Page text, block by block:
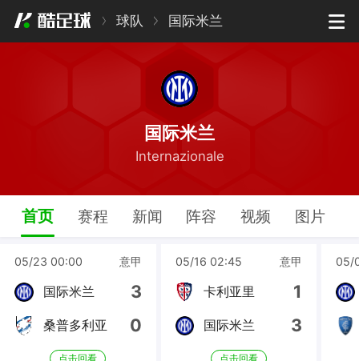
球队 国际米兰
国际米兰
Internazionale
首页 赛程 新闻 阵容 视频 图片
05/23 00:00 意甲
国际米兰 3
桑普多利亚 0
点击回看
05/16 02:45 意甲
卡利亚里 1
国际米兰 3
点击回看
05/